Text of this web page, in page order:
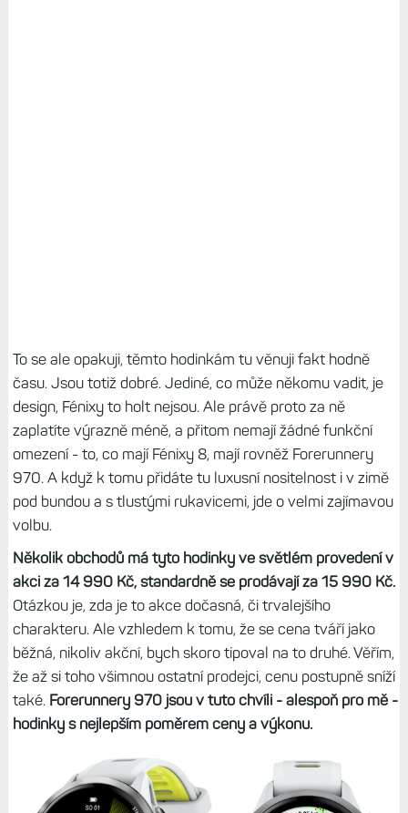
To se ale opakuji, těmto hodinkám tu věnuji fakt hodně
času. Jsou totiž dobré. Jediné, co může někomu vadit, je
design, Fénixy to holt nejsou. Ale právě proto za ně
zaplatíte výrazně méně, a přitom nemají žádné funkční
omezení - to, co mají Fénixy 8, mají rovněž Forerunnery
970. A když k tomu přidáte tu luxusní nositelnost i v zimě
pod bundou a s tlustými rukavicemi, jde o velmi zajímavou
volbu.
Několik obchodů má tyto hodinky ve světlém provedení v
akci za 14 990 Kč, standardně se prodávají za 15 990 Kč.
Otázkou je, zda je to akce dočasná, či trvalejšího
charakteru. Ale vzhledem k tomu, že se cena tváří jako
běžná, nikoliv akční, bych skoro tipoval na to druhé. Věřím,
že až si toho všimnou ostatní prodejci, cenu postupně sníží
také. Forerunnery 970 jsou v tuto chvíli - alespoň pro mě -
hodinky s nejlepším poměrem ceny a výkonu.